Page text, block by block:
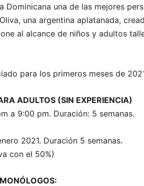
Dominicana una de las mejores
una argentina aplatanada,
al alcance de niños y adultos
para los primeros meses de
ADULTOS (SIN EXPERIENCIA)
a 9:00 pm. Duración: 5 semanas.
2021. Duración 5 semanas.
con el 50%)